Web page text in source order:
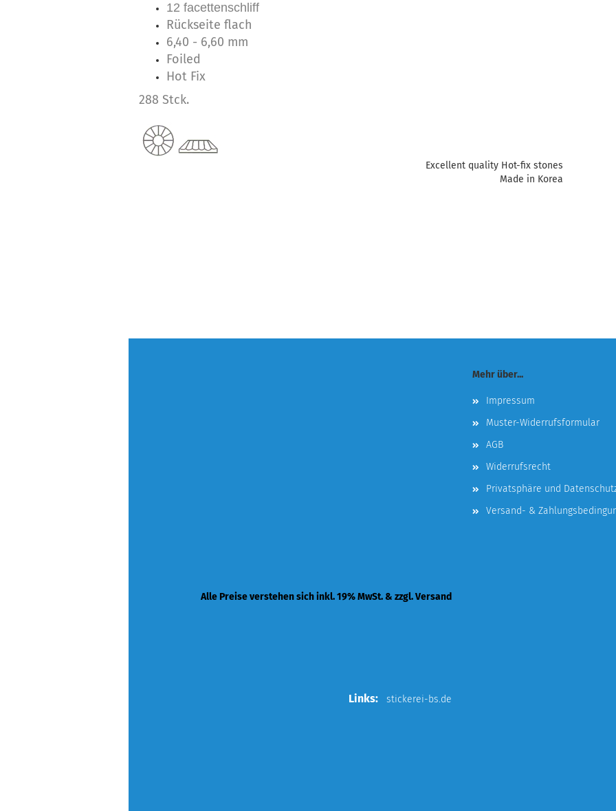
12 facettenschliff
Rückseite flach
6,40 - 6,60 mm
Foiled
Hot Fix
288 Stck.
Excellent quality Hot-fix stones
Made in Korea
Mehr über...
Impressum
Muster-Widerrufsformular
AGB
Widerrufsrecht
Privatsphäre und
Versand- &
Alle Preise verstehen sich inkl. 19% MwSt. & zzgl. Versand
Links: stickerei-bs.de